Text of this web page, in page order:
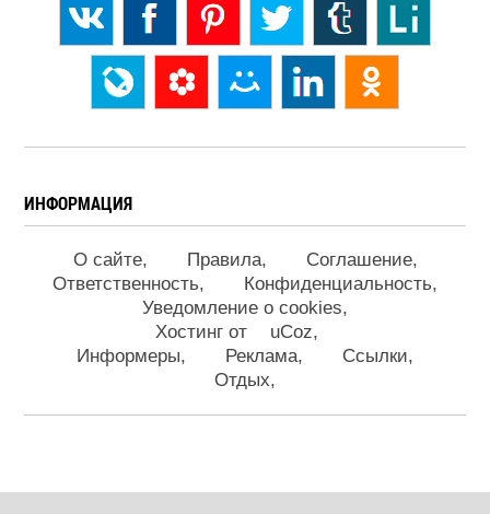
ИНФОРМАЦИЯ
О сайте Правила
Соглашение
Ответственность
Конфиденциальность
Уведомление о cookies
Хостинг от
uCoz
Информеры
Реклама
Ссылки
Отдых